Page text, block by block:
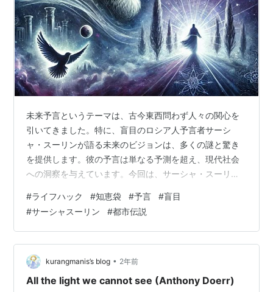
未来予言というテーマは、古今東西問わず人々の関心を
引いてきました。特に、盲目のロシア人予言者サーシ
ャ・スーリンが語る未来のビジョンは、多くの謎と驚き
を提供します。彼の予言は単なる予測を超え、現代社会
への洞察を与えています。今回は、サーシャ・スーリン
ャ・スーリンとは誰か？ 未来予言の具体例 事例1: 2025
年の大災害 事例2: 政治的な大変動 日本に関する予言 サ
ーシャ・スーリンの予言の解釈 予言と現実の関係 未来へ
の洞察 まとめ: 未来を変える鍵 他の記事も是非 サーシ
ャ・スーリンとは誰か？ サーシャ・スーリンは、ロシア
で生まれた盲目の予言…
#ライフハック #知恵袋 #予言 #盲目
#サーシャスーリン #都市伝説
kurangmanis’s blog • 2年前
All the light we cannot see (Anthony Doerr)